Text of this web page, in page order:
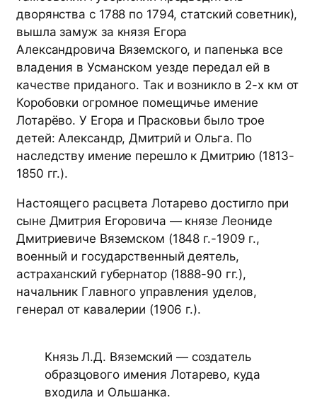
дворянства с 1788 по 1794, статский советник),
вышла замуж за князя Егора
Александровича Вяземского, и папенька все
владения в Усманском уезде передал ей в
качестве приданого. Так и возникло в 2-х км от
Коробовки огромное помещичье имение
Лотарёво. У Егора и Прасковьи было трое
детей: Александр, Дмитрий и Ольга. По
наследству имение перешло к Дмитрию (1813-
1850 гг.).
Настоящего расцвета Лотарево достигло при
сыне Дмитрия Егоровича — князе Леониде
Дмитриевиче Вяземском (1848 г.-1909 г.,
военный и государственный деятель,
астраханский губернатор (1888-90 гг.),
начальник Главного управления уделов,
генерал от кавалерии (1906 г.).
Князь Л.Д. Вяземский — создатель
образцового имения Лотарево, куда
входила и Ольшанка.